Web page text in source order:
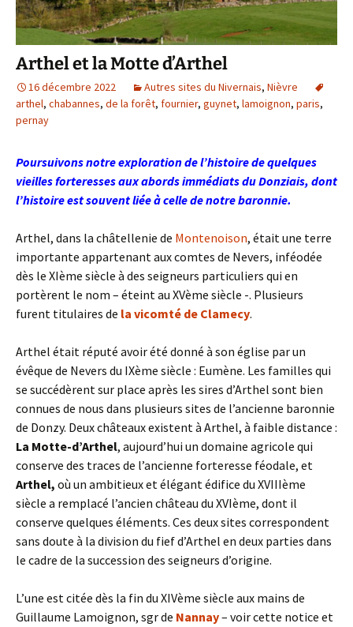
Arthel et la Motte d’Arthel
16 décembre 2022 Autres sites du Nivernais, Nièvre
arthel, chabannes, de la forêt, fournier, guynet, lamoignon, paris,
pernay
Poursuivons notre exploration de l’histoire de quelques
vieilles forteresses aux abords immédiats du Donziais, dont
l’histoire est souvent liée à celle de notre baronnie.
Arthel, dans la châtellenie de Montenoison, était une terre
importante appartenant aux comtes de Nevers, inféodée
dès le XIème siècle à des seigneurs particuliers qui en
portèrent le nom – éteint au XVème siècle -. Plusieurs
furent titulaires de la vicomté de Clamecy.
Arthel était réputé avoir été donné à son église par un
évêque de Nevers du IXème siècle : Eumène. Les familles qui
se succédèrent sur place après les sires d’Arthel sont bien
connues de nous dans plusieurs sites de l’ancienne baronnie
de Donzy. Deux châteaux existent à Arthel, à faible distance :
La Motte-d’Arthel, aujourd’hui un domaine agricole qui
conserve des traces de l’ancienne forteresse féodale, et
Arthel, où un ambitieux et élégant édifice du XVIIIème
siècle a remplacé l’ancien château du XVIème, dont il
conserve quelques éléments. Ces deux sites correspondent
sans doute à la division du fief d’Arthel en deux parties dans
le cadre de la succession des seigneurs d’origine.
L’une est citée dès la fin du XIVème siècle aux mains de
Guillaume Lamoignon, sgr de Nannay– voir cette notice et